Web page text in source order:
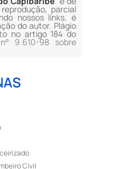
parcial
nossos links, é
do autor. Plágio
no artigo 184 do
9.610-98 sobre
Civil